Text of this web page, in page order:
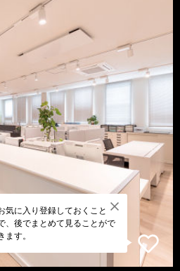
気に入り登録しておくこと
、後でまとめて見ることがで
ます。